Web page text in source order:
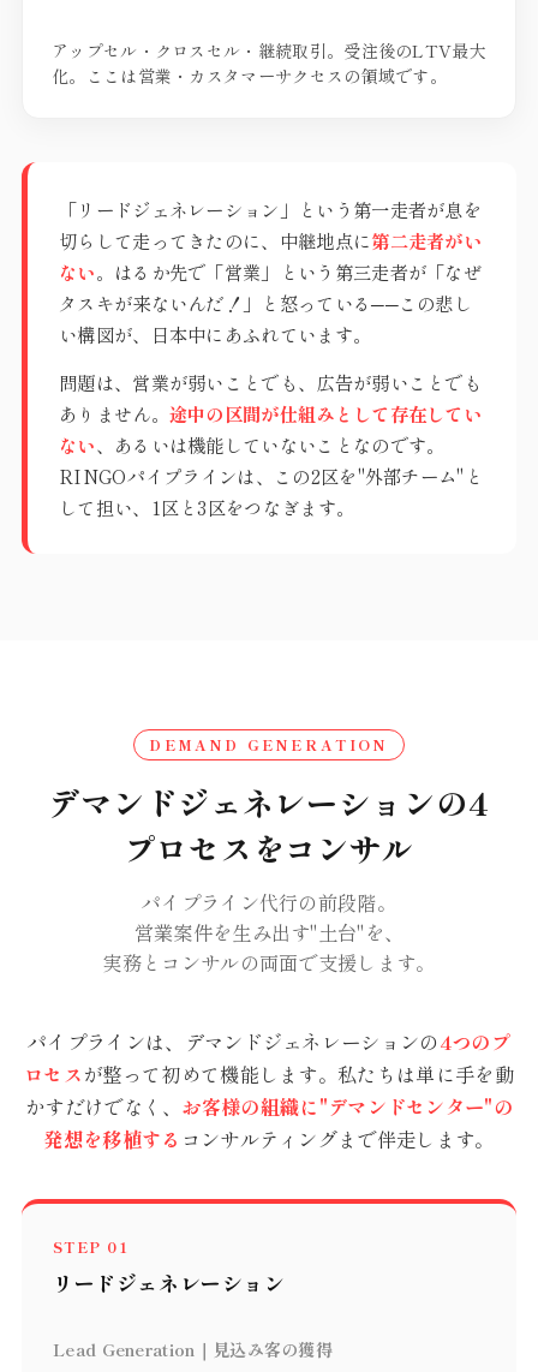
アップセル・クロスセル・継続取引。受注後のLTV最大
化。ここは営業・カスタマーサクセスの領域です。
「リードジェネレーション」という第一走者が息を
切らして走ってきたのに、中継地点に第二走者がい
ない。はるか先で「営業」という第三走者が「なぜ
タスキが来ないんだ！」と怒っている──この悲し
い構図が、日本中にあふれています。
問題は、営業が弱いことでも、広告が弱いことでも
ありません。 途中の区間が仕組みとして存在してい
ない、あるいは機能していないことなのです。
RINGOパイプラインは、この2区を"外部チーム"と
して担い、1区と3区をつなぎます。
DEMAND GENERATION
デマンドジェネレーションの4
プロセスをコンサル
パイプライン代行の前段階。
営業案件を生み出す"土台"を、
実務とコンサルの両面で支援します。
パイプラインは、デマンドジェネレーションの4つのプ
ロセスが整って初めて機能します。私たちは単に手を動
かすだけでなく、 お客様の組織に"デマンドセンター"の
発想を移植する コンサルティングまで伴走します。
STEP 01
リードジェネレーション
Lead Generation｜見込み客の獲得